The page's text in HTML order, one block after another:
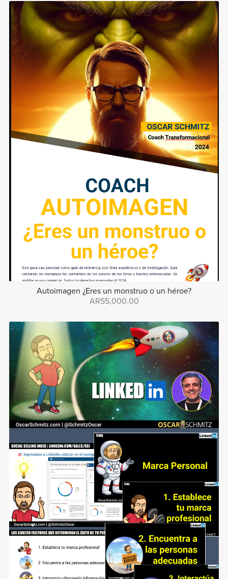
Autoimagen ¿Eres un monstruo o un héroe?
ARS5,000.00